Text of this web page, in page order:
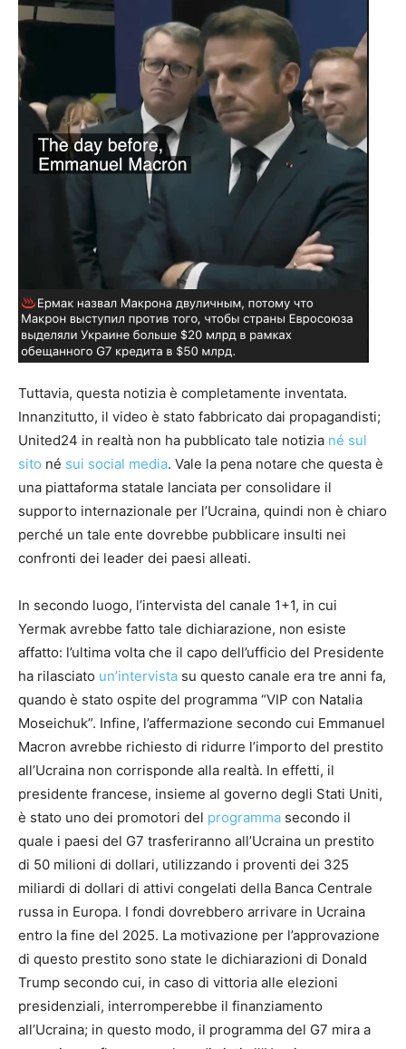
Tuttavia, questa notizia è completamente inventata.
Innanzitutto, il video è stato fabbricato dai propagandisti;
United24 in realtà non ha pubblicato tale notizia né sul
sito né sui social media. Vale la pena notare che questa è
una piattaforma statale lanciata per consolidare il
supporto internazionale per l’Ucraina, quindi non è chiaro
perché un tale ente dovrebbe pubblicare insulti nei
confronti dei leader dei paesi alleati.
In secondo luogo, l’intervista del canale 1+1, in cui
Yermak avrebbe fatto tale dichiarazione, non esiste
affatto: l’ultima volta che il capo dell’ufficio del Presidente
ha rilasciato un’intervista su questo canale era tre anni fa,
quando è stato ospite del programma “VIP con Natalia
Moseichuk”. Infine, l’affermazione secondo cui Emmanuel
Macron avrebbe richiesto di ridurre l’importo del prestito
all’Ucraina non corrisponde alla realtà. In effetti, il
presidente francese, insieme al governo degli Stati Uniti,
è stato uno dei promotori del programma secondo il
quale i paesi del G7 trasferiranno all’Ucraina un prestito
di 50 milioni di dollari, utilizzando i proventi dei 325
miliardi di dollari di attivi congelati della Banca Centrale
russa in Europa. I fondi dovrebbero arrivare in Ucraina
entro la fine del 2025. La motivazione per l’approvazione
di questo prestito sono state le dichiarazioni di Donald
Trump secondo cui, in caso di vittoria alle elezioni
presidenziali, interromperebbe il finanziamento
all’Ucraina; in questo modo, il programma del G7 mira a